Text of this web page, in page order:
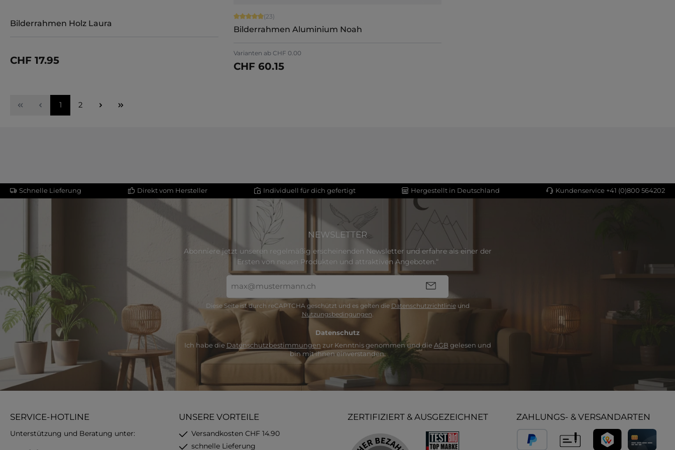
Bilderrahmen Holz Laura
CHF 17.95
Durchschnittliche Bewertung von 4.91 von 5 Sternen
(23)
Bilderrahmen Aluminium Noah
Varianten abCHF 0.00
CHF 60.15
Jetzt konfigurieren
Seite
1 Seite
2
Schnelle Lieferung Direkt vom Hersteller Individuell für dich gefertigt Hergestellt in Deutschland Kundenservice +41 (0)800 564202
NEWSLETTER
Abonniere jetzt unseren regelmäßig erscheinenden Newsletter und erfahre als einer der
Ersten von neuen Produkten und attraktiven Angeboten.“
Mail-
Adresse
Diese Seite ist durch reCAPTCHA geschützt und es gelten die Datenschutzrichtlinieund
Nutzungsbedingungen.
Datenschutz
Ich habe dieDatenschutzbestimmungen zur Kenntnis genommen und die AGB gelesen und
bin mit ihnen einverstanden.
SERVICE-HOTLINE
Unterstützung und Beratung unter:
ZAHLUNGS- & VERSANDARTEN
ZERTIFIZIERT & AUSGEZEICHNET
UNSERE VORTEILE
Versandkosten CHF 14.90
schnelle Lieferung